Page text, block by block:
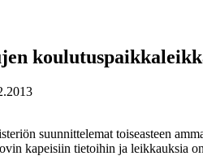
suunnittelemat toiseasteen
kapeisiin tietoihin ja leikkauksia